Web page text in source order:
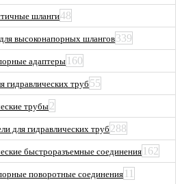
шланги48
высоконапорных шлангов339
адаптеры 160
гидравлических труб55
трубы2
для гидравлических труб 288
быстроразъемные соединения 162
поворотные соединения 11